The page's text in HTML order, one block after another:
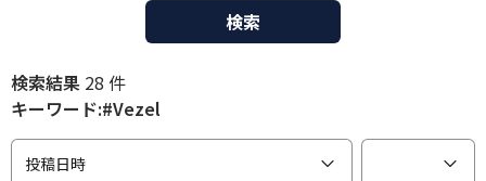
検索
検索結果 28 件
キーワード:#Vezel
投稿日時